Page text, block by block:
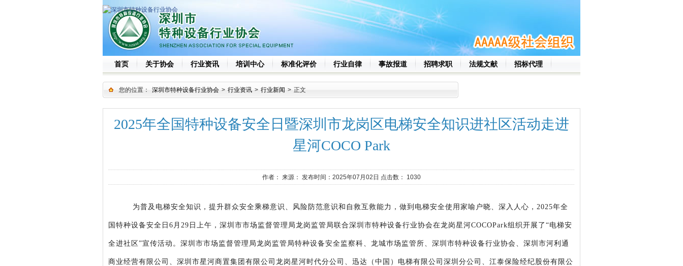
首页 关于协会 行业资讯 培训中心 标准化评价 行业自律 事故报道 招聘求职 法规文献 招标代理
您的位置： 深圳市特种设备行业协会 > 行业资讯 > 行业新闻 > 正文
2025年全国特种设备安全日暨深圳市龙岗区电梯安全知识进社区活动走进
星河COCO Park
作者： 来源： 发布时间：2025年07月02日 点击数： 1030
为普及电梯安全知识，提升群众安全乘梯意识、风险防范意识和自救互救能力，做到电梯安全使用家喻户晓、深入人心， 2025年全
国特种设备安全日 6月29日上午， 深圳市市场监督管理局龙岗监管局联合深圳市特种设备行业协会在龙岗星河COCOPark组织开展了“电梯安
全进社区”宣传活动。深圳市市场监督管理局龙岗监管局特种设备安全监察科、龙城巿场监管所、深圳市特种设备行业协会、深圳市河利通
商业经营有限公司、深圳市星河商置集团有限公司龙岗星河时代分公司、迅达（中国）电梯有限公司深圳分公司、江泰保险经纪股份有限公